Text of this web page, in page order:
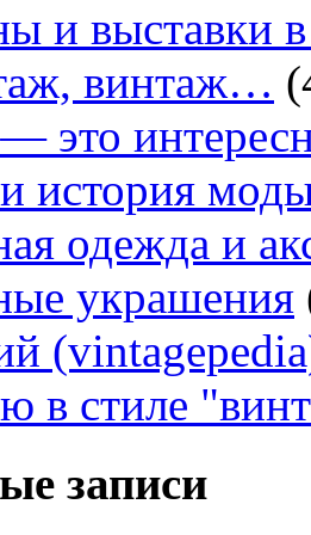
и выставки
винтаж…
это
история
одежда и
украшения
в стиле
записи